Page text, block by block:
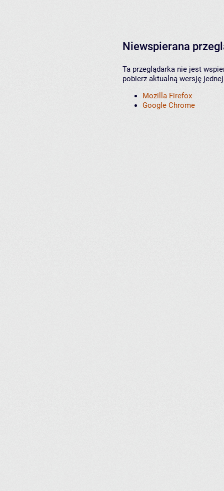
Niewspierana
Ta przeglądarka nie jest
pobierz aktualną wersję
Mozilla Firefox
Google Chrome